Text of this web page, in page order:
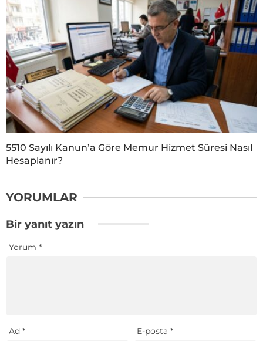
5510 Sayılı Kanun’a Göre Memur Hizmet Süresi Nasıl
Hesaplanır?
YORUMLAR
Bir yanıt yazın
Yorum *
Ad * E-posta*